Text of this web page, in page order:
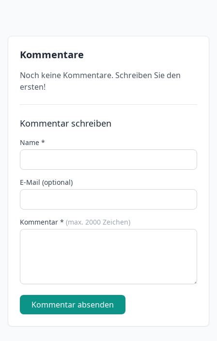
Kommentare
Noch keine Kommentare. Schreiben Sie den
ersten!
Kommentar schreiben
Name *
E-Mail (optional)
Kommentar * (max. 2000 Zeichen)
Kommentar absenden